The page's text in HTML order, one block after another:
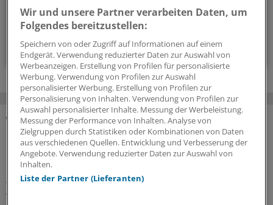
wöchentlich (Sonntag)
Zum Abonnieren bitte anmelden
MEHR ZUM THEMA
Präventionsoffensive
Gesundheitsrechtler Thomas Schlegel: „Krankheit
wirkt wie eine stille Rezession im Inneren der
Wirtschaft“
Wir und unsere Partner verarbeiten Daten, um
Folgendes bereitzustellen:
Speichern von oder Zugriff auf Informationen auf einem
Endgerät. Verwendung reduzierter Daten zur Auswahl von
Werbeanzeigen. Erstellung von Profilen für personalisierte
Werbung. Verwendung von Profilen zur Auswahl
personalisierter Werbung. Erstellung von Profilen zur
Personalisierung von Inhalten. Verwendung von Profilen zur
Auswahl personalisierter Inhalte. Messung der Werbeleistung.
Messung der Performance von Inhalten. Analyse von
Zielgruppen durch Statistiken oder Kombinationen von Daten
aus verschiedenen Quellen. Entwicklung und Verbesserung der
Angebote. Verwendung reduzierter Daten zur Auswahl von
Inhalten.
Liste der Partner (Lieferanten)